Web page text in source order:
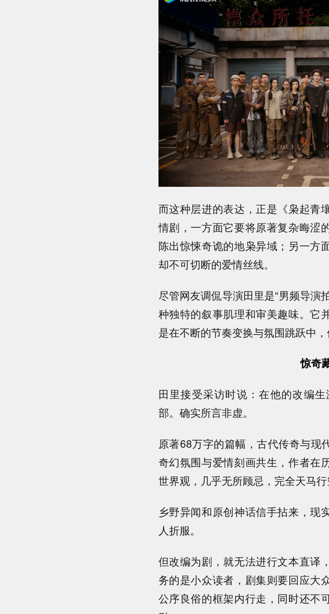
而这种层进的表达，正是《枭起青
情剧，一方面它要将原著复杂晦涩
陈出惊悚奇诡的地枭异域；另一方
却不可切断的爱情丝线。
尽管网友调侃导演田里是“男频导演
种独特的叙事肌理和审美趣味。它
是在不断的节奏变换与氛围跳跃中，
惊奇
田里接受采访时说：在他的改编
部。确实所言非虚。
原著68万字的篇幅，古代传奇与现
奇幻氛围与爱情刻画共生，作者在
世界观，几乎无所顾忌，完全天马行
乡野异闻和原创神话信手拈来，现
人折服。
但改编为剧，就无法进行文本直译
务的是小众读者，剧集则要回应大
公序良俗的框架内行走，同时还不